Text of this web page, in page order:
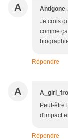
A Antigone
Je crois
comme
Répondre
A
Peut-être
d'impact
Répondre